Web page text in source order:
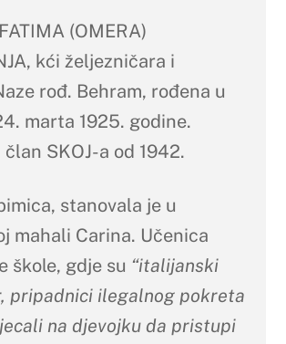
(OMERA)
kći željezničara i
rođ. Behram, rođena u
marta 1925. godine.
SKOJ-a od 1942.
stanovala je u
mahali Carina. Učenica
škole, gdje su “italijanski
pripadnici ilegalnog pokreta
na djevojku da pristupi